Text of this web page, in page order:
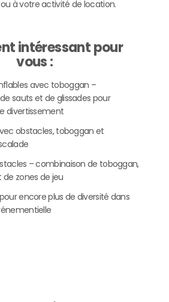
à votre activité de location.
intéressant pour
vous :
avec toboggan –
sauts et de glissades pour
divertissement
obstacles, toboggan et
– combinaison de toboggan,
de zones de jeu
encore plus de diversité dans